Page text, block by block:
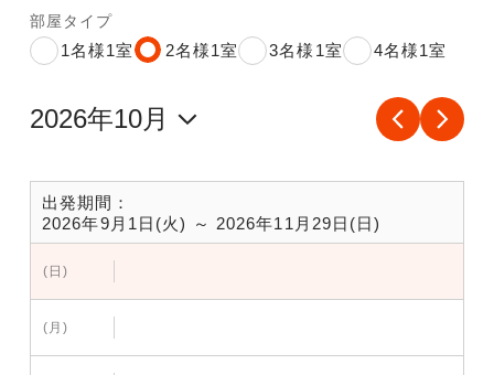
部屋タイプ
1名様1室 2名様1室 3名様1室 4名様1室
出発期間：
2026年9月1日(火) ～ 2026年11月29日(日)
(日)
(月)